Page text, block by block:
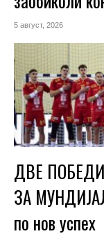
5 август, 2026
ДВЕ
ЗА
по нов успех